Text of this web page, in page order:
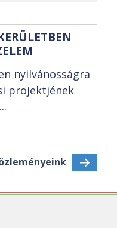
nyilvánosságra
projektjének